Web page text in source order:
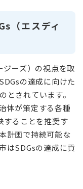
（エスディ
ーズ）の視点を取
の達成に向けた
とされています。
体が策定する各種
することを推奨す
計画で持続可能な
はSDGsの達成に貢